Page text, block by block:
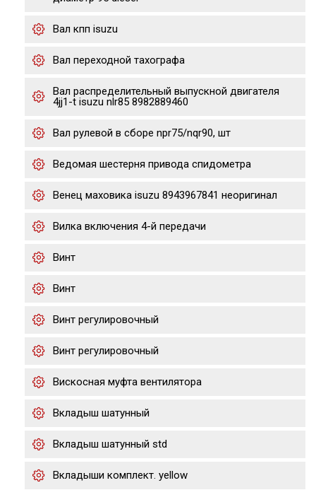
Вал кпп isuzu
Вал переходной тахографа
Вал распределительный выпускной двигателя
4jj1-t isuzu nlr85 8982889460
Вал рулевой в сборе npr75/nqr90, шт
Ведомая шестерня привода спидометра
Венец маховика isuzu 8943967841 неоригинал
Вилка включения 4-й передачи
Винт
Винт
Винт регулировочный
Винт регулировочный
Вискосная муфта вентилятора
Вкладыш шатунный
Вкладыш шатунный std
Вкладыши комплект. yellow